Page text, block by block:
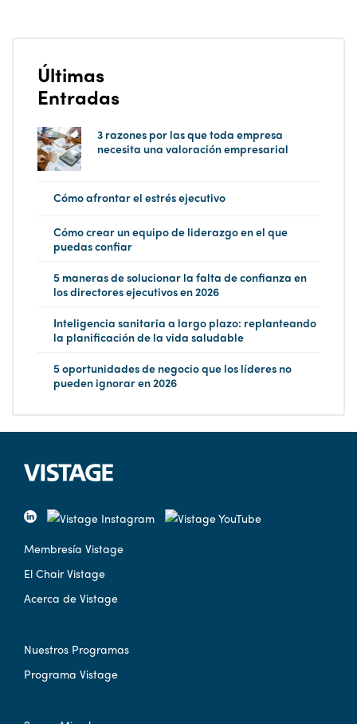
Últimas
Entradas
3 razones por las que toda empresa
necesita una valoración empresarial
Cómo afrontar el estrés ejecutivo
Cómo crear un equipo de liderazgo en el que
puedas confiar
5 maneras de solucionar la falta de confianza en
los directores ejecutivos en 2026
Inteligencia sanitaria a largo plazo: replanteando
la planificación de la vida saludable
5 oportunidades de negocio que los líderes no
pueden ignorar en 2026
Membresía Vistage
El Chair Vistage
Acerca de Vistage
Nuestros Programas
Programa Vistage